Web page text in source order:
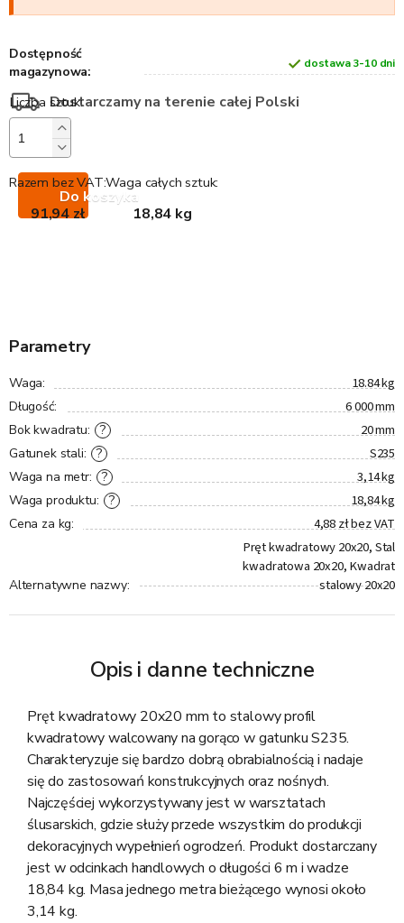
Dostępność
magazynowa:
dostawa 3-10 dni
Dostarczamy na terenie całej Polski
Do koszyka
Waga całych sztuk:
18,84 kg
Razem bez VAT:
91,94 zł
Parametry
Waga: 18.84 kg
Długość: 6 000 mm
?
Bok kwadratu: 20 mm
?
Gatunek stali: S235
?
Waga na metr: 3,14 kg
?
Waga produktu: 18,84 kg
Cena za kg: 4,88 zł bez VAT
Alternatywne nazwy:
Pręt kwadratowy 20x20, Stal
kwadratowa 20x20, Kwadrat
stalowy 20x20
Opis i danne techniczne
Pręt kwadratowy 20x20 mm to stalowy profil
kwadratowy walcowany na gorąco w gatunku S235.
Charakteryzuje się bardzo dobrą obrabialnością i nadaje
się do zastosowań konstrukcyjnych oraz nośnych.
Najczęściej wykorzystywany jest w warsztatach
ślusarskich, gdzie służy przede wszystkim do produkcji
dekoracyjnych wypełnień ogrodzeń. Produkt dostarczany
jest w odcinkach handlowych o długości 6 m i wadze
18,84 kg. Masa jednego metra bieżącego wynosi około
3,14 kg.